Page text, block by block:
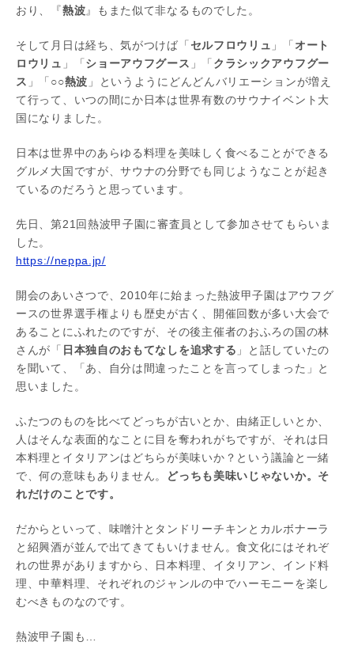
おり、『熱波』もまた似て非なるものでした。
そして月日は経ち、気がつけば「 セルフロウリュ 」「 オート
ロウリュ 」「 ショーアウフグース 」「 クラシックアウフグー
ス 」「 ○○熱波 」というようにどんどんバリエーションが増え
て行って、いつの間にか日本は世界有数のサウナイベント大
国になりました。
日本は世界中のあらゆる料理を美味しく食べることができる
グルメ大国ですが、サウナの分野でも同じようなことが起き
ているのだろうと思っています。
先日、第21回熱波甲子園に審査員として参加させてもらいま
した。
https://neppa.jp/
開会のあいさつで、2010年に始まった熱波甲子園はアウフグ
ースの世界選手権よりも歴史が古く、開催回数が多い大会で
あることにふれたのですが、その後主催者のおふろの国の林
さんが「 日本独自のおもてなしを追求する 」と話していたの
を聞いて、「あ、自分は間違ったことを言ってしまった」と
思いました。
ふたつのものを比べてどっちが古いとか、由緒正しいとか、
人はそんな表面的なことに目を奪われがちですが、それは日
本料理とイタリアンはどちらが美味いか？という議論と一緒
で、何の意味もありません。
どっちも美味いじゃないか。そ
れだけのことです。
だからといって、味噌汁とタンドリーチキンとカルボナーラ
と紹興酒が並んで出てきてもいけません。食文化にはそれぞ
れの世界がありますから、日本料理、イタリアン、インド料
理、中華料理、それぞれのジャンルの中でハーモニーを楽し
むべきものなのです。
熱波甲子園も…